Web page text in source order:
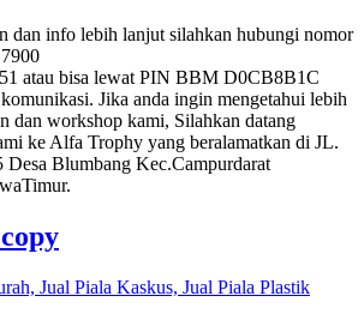
dan info lebih lanjut silahkan hubungi nomor
atau bisa lewat PIN BBM D0CB8B1C
Jika anda ingin mengetahui lebih
dan workshop kami, Silahkan datang
ke Alfa Trophy yang beralamatkan di JL.
Blumbang Kec.Campurdarat
Jual Piala Kaskus, Jual Piala Plastik